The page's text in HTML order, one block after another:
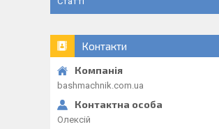
Контакти
bashmachnik.com.ua
Олексій